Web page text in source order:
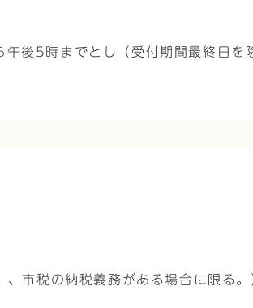
後5時までとし（受付期間最終日を
市税の納税義務がある場合に限る。